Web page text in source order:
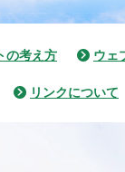
の考え方 ウェ
リンクについて